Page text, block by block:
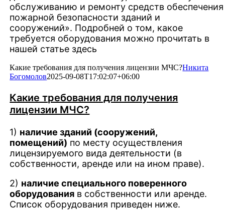
обслуживанию и ремонту средств обеспечения
пожарной безопасности зданий и
сооружений». Подробней о том, какое
требуется оборудования можно прочитать в
нашей статье здесь
Какие требования для получения лицензии МЧС?Никита
Богомолов2025-09-08T17:02:07+06:00
Какие требования для получения
лицензии МЧС?
1) наличие зданий (сооружений,
помещений) по месту осуществления
лицензируемого вида деятельности (в
собственности, аренде или на ином праве).
2) наличие специального поверенного
оборудования в собственности или аренде.
Список оборудования приведен ниже.